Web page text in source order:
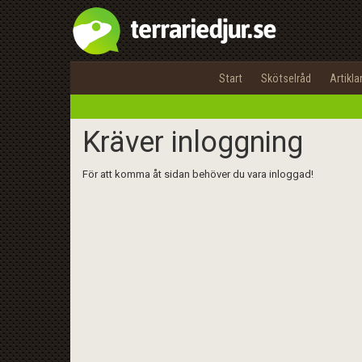
Start Skötselråd Artiklar
Kräver inloggning
För att komma åt sidan behöver du vara inloggad!